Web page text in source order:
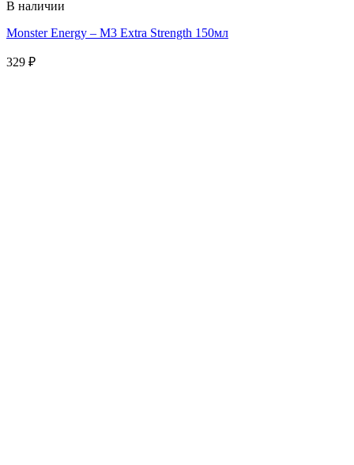
В наличии
Monster Energy – M3 Extra Strength 150мл
329 ₽